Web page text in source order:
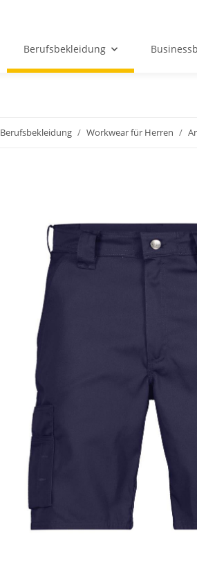
Berufsbekleidung
Berufsbekleidung Workwear für Herren